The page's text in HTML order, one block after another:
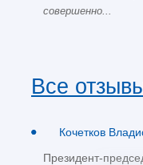
совершенно...
Все
Кочетков
Президент-